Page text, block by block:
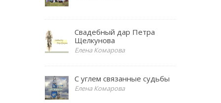
Свадебный дар Петра
Щелкунова
Елена Комарова
С углем связанные судьбы
Елена Комарова